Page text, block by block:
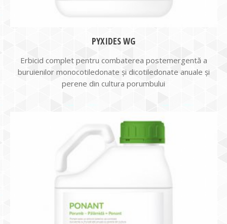
PYXIDES WG
Erbicid complet pentru combaterea postemergentă a
buruienilor monocotiledonate și dicotiledonate anuale și
perene din cultura porumbului